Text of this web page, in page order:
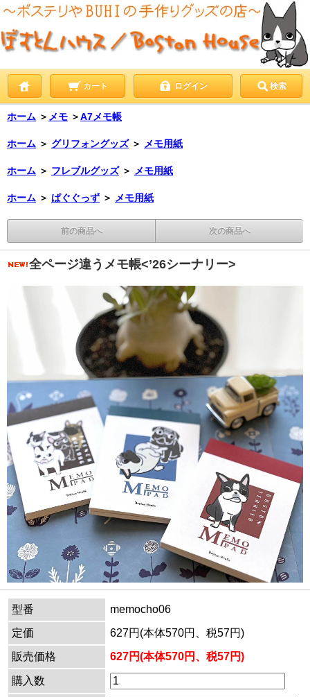
カート ログイン 検索
ホーム ＞ メモ ＞A7メモ帳
ホーム ＞ グリフォングッズ ＞ メモ用紙
ホーム ＞ フレブルグッズ ＞ メモ用紙
ホーム ＞ ぱぐぐっず ＞ メモ用紙
前の商品へ 次の商品へ
全ページ違うメモ帳<’26シーナリー>
型番
memocho06
定価
627円(本体570円、税57円)
販売価格
627円(本体570円、税57円)
購入数